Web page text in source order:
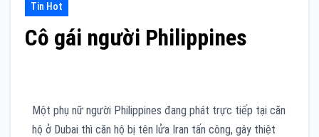
Tin Hot
Cô gái người Philippines
Một phụ nữ người Philippines đang phát trực tiếp tại căn
hộ ở Dubai thì căn hộ bị tên lửa Iran tấn công, gây thiệt